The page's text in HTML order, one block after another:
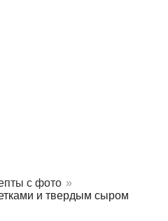
с фото »
и твердым сыром